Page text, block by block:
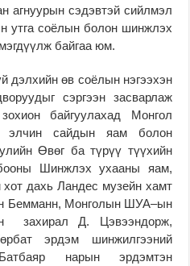
агнуурын сэдэвтэй сийлмэл
утга соёлын болон шинжлэх
байгаа юм.
дэлхийн өв соёлын нэгээхэн
сэргээн засварлаж
байгуулахад Монгол
элчин сайдын яам болон
Өвөг ба түрүү түүхийн
Шинжлэх ухааны яам,
дахь Ландес музейн хамт
Бемманн, Монголын ШУА–ын
захирал Д. Цэвээндорж,
эрдэм шинжилгээний
нарын эрдэмтэн